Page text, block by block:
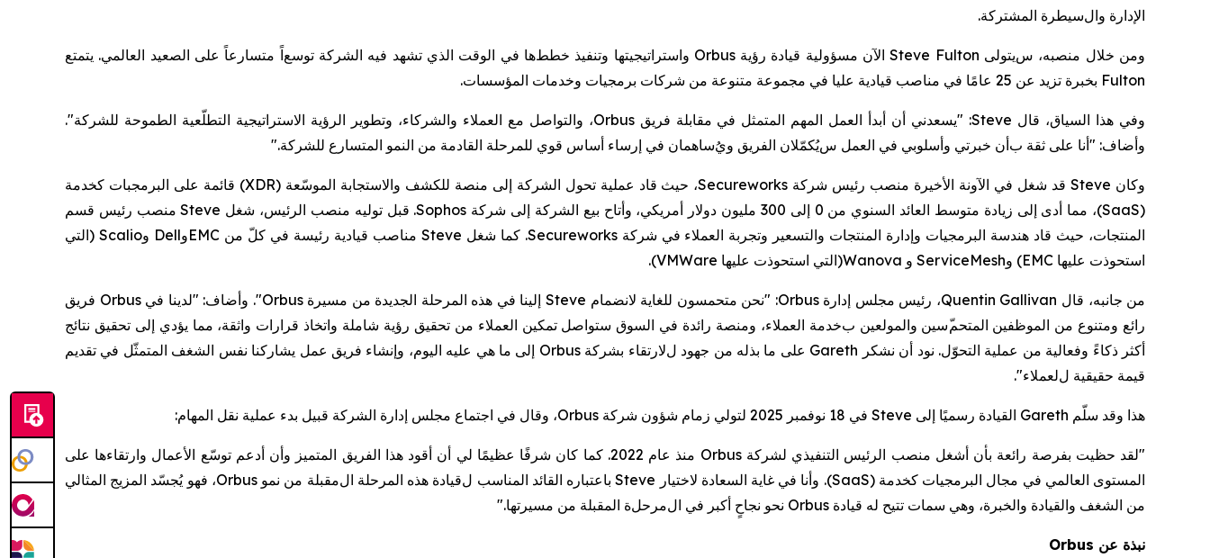
الإدارة والسيطرة المشتركة.
ومن خلال منصبه، سيتولى Steve Fultonالآن مسؤولية قيادة رؤيةOrbus واستراتيجيتها وتنفيذ خططها في الوقت الذي تشهد فيه الشركةتوسعاً متسارعاً على الصعيد العالمي. يتمتع
Fulton بخبرة تزيد عن 25 عامًا في مناصب قيادية عليا في مجموعة متنوعة من شركات برمجيات وخدمات المؤسسات .
وفي هذا السياق، قال Steve: "يسعدني أن أبدأ العمل المهم المتمثل في مقابلة فريقOrbus، والتواصل مع العملاء والشركاء، وتطوير الرؤية الاستراتيجية التطلّعية الطموحة للشركة".
وأضاف: "أنا على ثقة بأن خبرتي وأسلوبي في العمل سيُكمّلان الفريق ويُساهمان في إرساء أساس قوي للمرحلة القادمة من النمو المتسارع للشركة".
وكان Steveقد شغل في الآونة الأخيرة منصب رئيس شركة Secureworks، حيث قاد عملية تحول الشركة إلى منصة للكشف والاستجابة الموسّعة (XDR
) قائمة على البرمجبات كخدمة
(
SaaS
)، مما أدى إلى زيادة متوسط العائد السنوي من 0 إلى 300 مليون دولار أمريكي، وأتاح بيع الشركة إلى شركة Sophos
. قبل توليه منصب الرئيس، شغل Steveمنصب رئيس قسم
المنتجات، حيث قاد هندسة البرمجيات وإدارة المنتجات والتسعير وتجربة العملاء في شركة Secureworks
. كما شغل Steve مناصب قيادية رئيسة في كلّ من EMCوDell وScalio (التي
استحوذت عليها EMC
) وServiceMesh و Wanova
(التي استحوذت عليها VMWare
).
من جانبه، قال Quentin Gallivan، رئيس مجلس إدارةOrbus: "نحن متحمسون للغاية لانضمام Steveإلينا في هذه المرحلة الجديدة من مسيرةOrbus". وأضاف: "لدينا فيOrbus فريق
رائع ومتنوع من الموظفين المتحمسين والمولعين بخدمة العملاء، ومنصة رائدة في السوق ستواصل تمكين العملاء من تحقيق رؤية شاملة واتخاذ قرارات واثقة، مما يؤدي إلىتحقيق نتائج
أكثر ذكاءً وفعالية من عملية التحوّل. نود أن نشكر Gareth على ما بذله من جهود للارتقاء بشركةOrbus إلى ما هي عليه اليوم، وإنشاء فريق عمل يشاركنا نفس الشغف المتمثّل في تقديم
قيمة حقيقية للعملاء".
هذا وقد سلّم Gareth القيادة رسميًا إلى Steve في لتولي زمام شؤون شركة Orbus، وقال في اجتماع مجلس إدارة الشركة قبيل بدء عملية نقل المهام:
"لقد حظيت بفرصة رائعة بأن أشغل منصب الرئيس التنفيذي لشركةOrbus منذ عام 2022. كما كان شرفًا عظيمًا لي أن أقود هذا الفريق المتميز وأن أدعم توسّع الأعمال وارتقاءها على
المستوى العالمي في مجال البرمجيات كخدمة(SaaS)
. وأنا في غاية السعادة لاختيار Steve باعتباره القائد المناسب لقيادة هذه المرحلة المقبلة من نموOrbus، فهو يُجسّد المزيج المثالي
من الشغف والقيادة والخبرة، وهي سمات تتيح له قيادة Orbus نحو نجاحٍ أكبر في المرحلة المقبلة من مسيرتها."
نبذة عن Orbus